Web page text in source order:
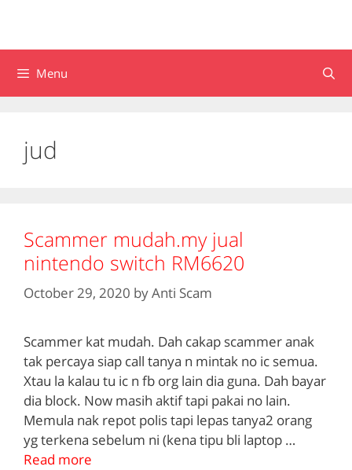
Menu
jud
Scammer mudah.my jual
nintendo switch RM6620
October 29, 2020 byAnti Scam
Scammer kat mudah. Dah cakap scammer anak
tak percaya siap call tanya n mintak no ic semua.
Xtau la kalau tu ic n fb org lain dia guna. Dah bayar
dia block. Now masih aktif tapi pakai no lain.
Memula nak repot polis tapi lepas tanya2 orang
yg terkena sebelum ni (kena tipu bli laptop …
Read more